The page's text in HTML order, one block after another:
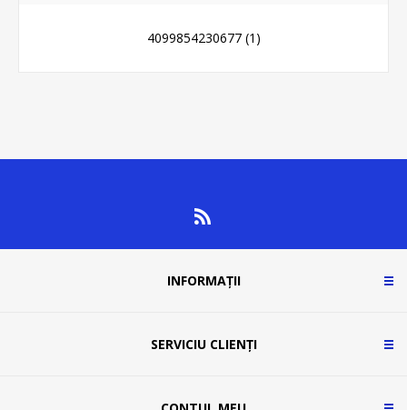
4099854230677 (1)
INFORMAȚII
SERVICIU CLIENȚI